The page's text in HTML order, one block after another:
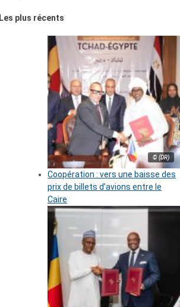
Les plus récents
© (DR)
Coopération : vers une baisse des
prix de billets d’avions entre le
Caire